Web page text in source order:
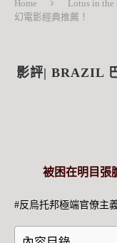
Home Lotus in the
幻電影經典推薦！
影評| BRAZIL
被困在明目張
#反烏托邦極端官僚主